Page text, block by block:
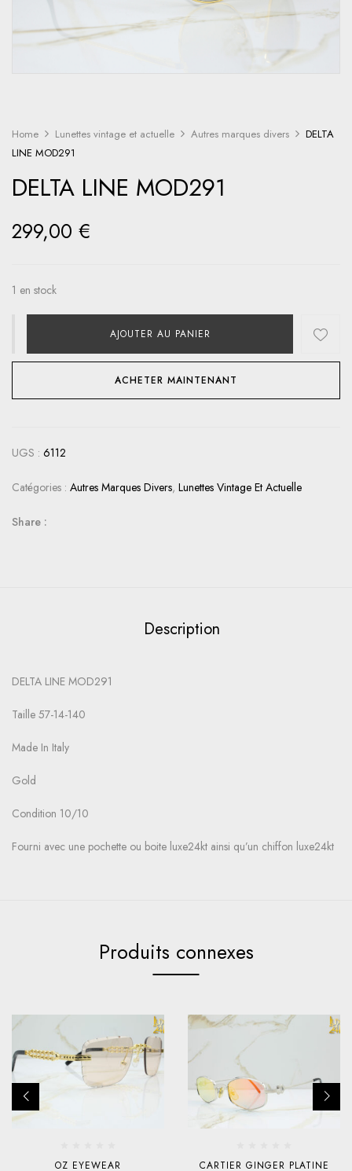
Home Lunettes vintage et actuelle Autres marques divers
DELTA
LINE MOD291
DELTA LINE MOD291
299,00 €
1 en stock
AJOUTER AU PANIER
ACHETER MAINTENANT
UGS : 6112
Catégories : Autres Marques Divers, Lunettes Vintage Et Actuelle
Share :
Description
DELTA LINE MOD291
Taille 57-14-140
Made In Italy
Gold
Condition 10/10
Fourni avec une pochette ou boite luxe24kt ainsi qu’un chiffon luxe24kt
Produits connexes
OZ EYEWEAR CARTIER GINGER PLATINE